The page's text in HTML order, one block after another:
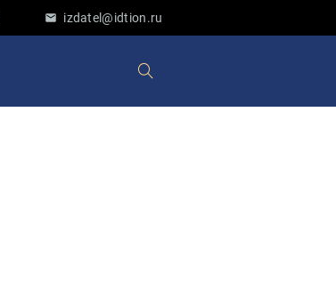
izdatel@idtion.ru